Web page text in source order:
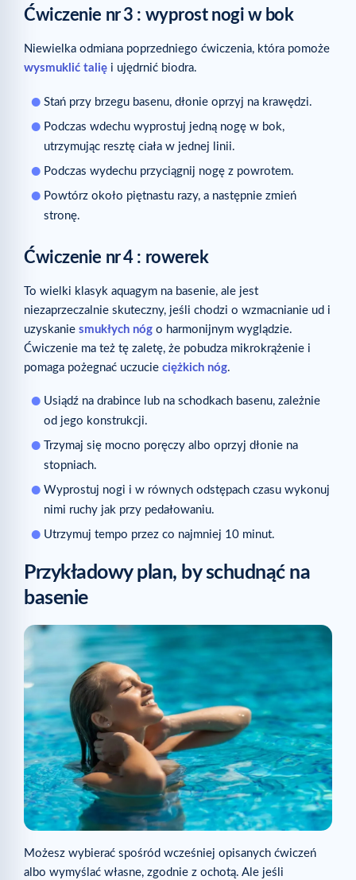
Ćwiczenie nr3 : wyprost nogi w bok
Niewielka odmiana poprzedniego ćwiczenia, która pomoże
wysmuklić talię i ujędrnić biodra.
Stań przy brzegu basenu, dłonie oprzyj na krawędzi.
Podczas wdechu wyprostuj jedną nogę w bok,
utrzymując resztę ciała w jednej linii.
Podczas wydechu przyciągnij nogę z powrotem.
Powtórz około piętnastu razy, a następnie zmień
stronę.
Ćwiczenie nr4 : rowerek
To wielki klasyk aquagym na basenie, ale jest
niezaprzeczalnie skuteczny, jeśli chodzi o wzmacnianie ud i
uzyskanie smukłych nóg o harmonijnym wyglądzie.
Ćwiczenie ma też tę zaletę, że pobudza mikrokrążenie i
pomaga pożegnać uczucie ciężkich nóg.
Usiądź na drabince lub na schodkach basenu, zależnie
od jego konstrukcji.
Trzymaj się mocno poręczy albo oprzyj dłonie na
stopniach.
Wyprostuj nogi i w równych odstępach czasu wykonuj
nimi ruchy jak przy pedałowaniu.
Utrzymuj tempo przez co najmniej 10 minut.
Przykładowy plan, by schudnąć na
basenie
Możesz wybierać spośród wcześniej opisanych ćwiczeń
albo wymyślać własne, zgodnie z ochotą. Ale jeśli